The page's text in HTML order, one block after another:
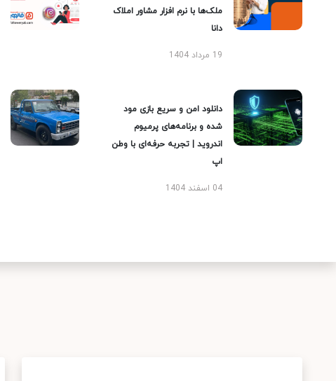
ملک‌ها با نرم افزار مشاور املاک
دانا
19 مرداد 1404
دانلود امن و سریع بازی مود
شده و برنامه‌های پرمیوم
اندروید | تجربه حرفه‌ای با وطن
اپ
04 اسفند 1404